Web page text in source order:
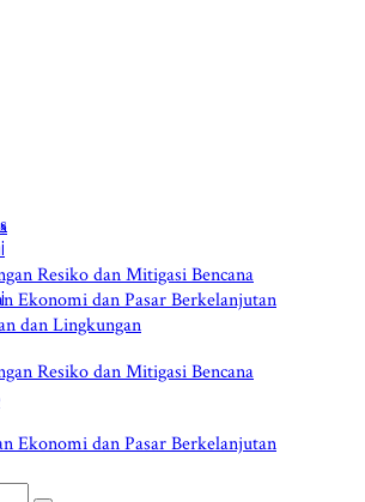
Resiko dan Mitigasi Bencana
Ekonomi dan Pasar Berkelanjutan
Resiko dan Mitigasi Bencana
Ekonomi dan Pasar Berkelanjutan
dan Lingkungan